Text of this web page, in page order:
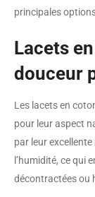
principales
Lacets
douceur
Les lacets en
pour leur aspect
par leur
l’humidité, ce qui
décontractées ou